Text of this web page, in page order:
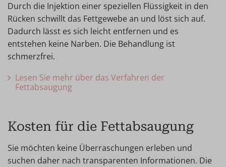
Durch die Injektion einer speziellen Flüssigkeit in den
Rücken schwillt das Fettgewebe an und löst sich auf.
Dadurch lässt es sich leicht entfernen und es
entstehen keine Narben. Die Behandlung ist
schmerzfrei.
Lesen Sie mehr über das Verfahren der
Fettabsaugung
Kosten für die Fettabsaugung
Sie möchten keine Überraschungen erleben und
suchen daher nach transparenten Informationen. Die